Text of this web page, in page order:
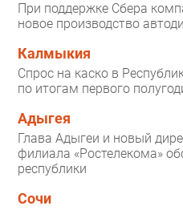
При поддержке Сбера
новое производство
Калмыкия
Спрос на каско в
по итогам первого
Адыгея
Глава Адыгеи и новый
филиала «Ростелекома»
республики
Сочи